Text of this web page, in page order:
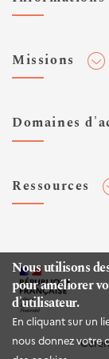
Nous utilisons
pour améliorer
d'utilisateur.
En cliquant sur un
nous donnez votre
Flux RSS
Veilles et newsletters
Expertises Territoires
Espace presse
Missions
Normalisation
Domaines
Infrastructures de
Environnement et
Mer et littoral
Ressources
Rapports d'étude
Publications HAL
Documentation
Logiciels & apps